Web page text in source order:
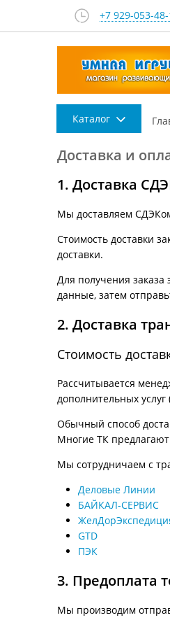
+7 929-053-48-
Каталог
Доставка и
1. Доставка
Мы доставляем
Стоимость доставки
доставки.
Для получения заказа
данные, затем
2. Доставка
Стоимость
Рассчитывается
дополнительных услуг
Обычный способ
Многие ТК предлагают
Мы сотрудничаем с
Деловые Линии
БАЙКАЛ-СЕРВИС
GTD
ПЭК
3. Предоплата
Мы производим